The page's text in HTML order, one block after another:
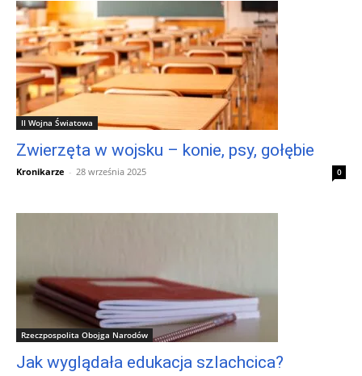
II Wojna Światowa
Zwierzęta w wojsku – konie, psy, gołębie
Kronikarze - 28 września 2025 0
Rzeczpospolita Obojga Narodów
Jak wyglądała edukacja szlachcica?